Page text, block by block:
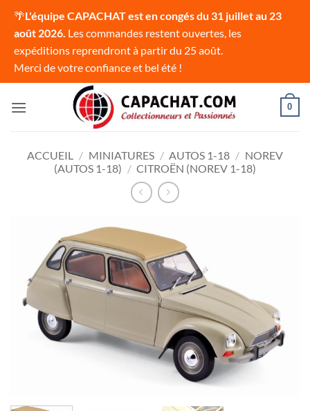
🌴L'équipe CAPACHAT est en congés du 31 juillet au 23
août 2026. Les commandes restent ouvertes, les
expéditions reprendront à partir du 25 août.
Merci de votre confiance et bel été !
0
ACCUEIL / MINIATURES / AUTOS 1-18 / NOREV
(AUTOS 1-18) / CITROËN (NOREV 1-18)